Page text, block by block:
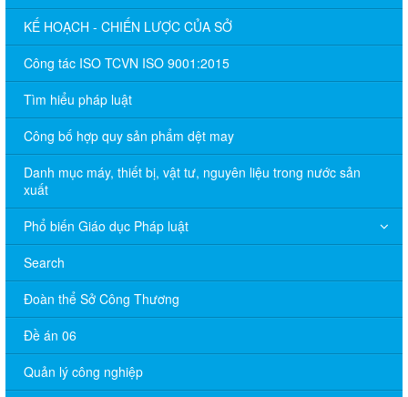
KẾ HOẠCH - CHIẾN LƯỢC CỦA SỞ
Công tác ISO TCVN ISO 9001:2015
Tìm hiểu pháp luật
Công bố hợp quy sản phẩm dệt may
Danh mục máy, thiết bị, vật tư, nguyên liệu trong nước sản
xuất
Phổ biến Giáo dục Pháp luật
Search
Đoàn thể Sở Công Thương
Đề án 06
Quản lý công nghiệp